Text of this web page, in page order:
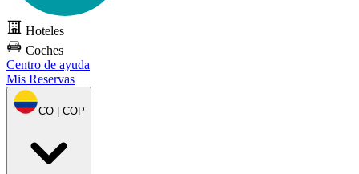
Hoteles
Coches
Centro de ayuda
Mis Reservas
CO | COP